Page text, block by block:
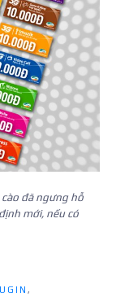
đã ngưng hỗ
mới, nếu có
,